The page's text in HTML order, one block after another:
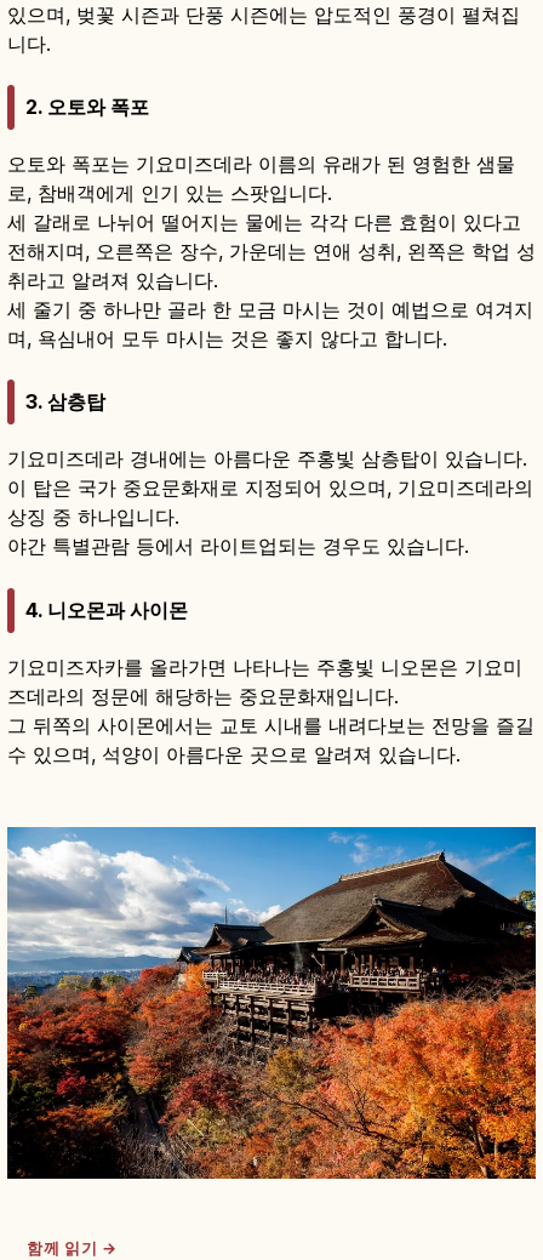
있으며, 벚꽃 시즌과 단풍 시즌에는 압도적인 풍경이 펼쳐집
니다.
2. 오토와 폭포
오토와 폭포는 기요미즈데라 이름의 유래가 된 영험한 샘물
로, 참배객에게 인기 있는 스팟입니다.
세 갈래로 나뉘어 떨어지는 물에는 각각 다른 효험이 있다고
전해지며, 오른쪽은 장수, 가운데는 연애 성취, 왼쪽은 학업 성
취라고 알려져 있습니다.
세 줄기 중 하나만 골라 한 모금 마시는 것이 예법으로 여겨지
며, 욕심내어 모두 마시는 것은 좋지 않다고 합니다.
3. 삼층탑
기요미즈데라 경내에는 아름다운 주홍빛 삼층탑이 있습니다.
이 탑은 국가 중요문화재로 지정되어 있으며, 기요미즈데라의
상징 중 하나입니다.
야간 특별관람 등에서 라이트업되는 경우도 있습니다.
4. 니오몬과 사이몬
기요미즈자카를 올라가면 나타나는 주홍빛 니오몬은 기요미
즈데라의 정문에 해당하는 중요문화재입니다.
그 뒤쪽의 사이몬에서는 교토 시내를 내려다보는 전망을 즐길
수 있으며, 석양이 아름다운 곳으로 알려져 있습니다.
함께 읽기 →